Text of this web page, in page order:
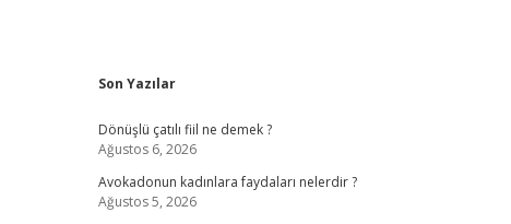
Sidebar
Son Yazılar
Dönüşlü çatılı fiil ne demek ?
Ağustos 6, 2026
Avokadonun kadınlara faydaları nelerdir ?
Ağustos 5, 2026